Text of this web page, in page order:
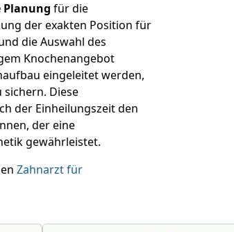
Planung für die
der exakten Position für
die Auswahl des
Knochenangebot
eingeleitet werden,
Diese
der Einheilungszeit den
der eine
gewährleistet.
Zahnarzt für